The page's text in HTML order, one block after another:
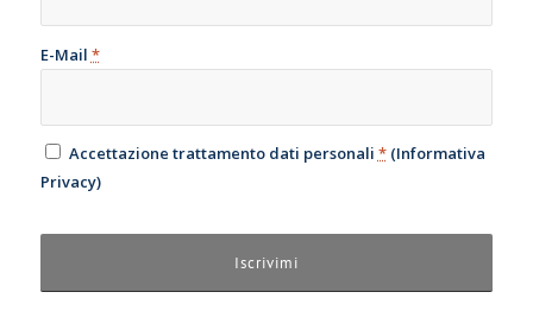
E-Mail *
Accettazione trattamento dati personali *(Informativa
Privacy)